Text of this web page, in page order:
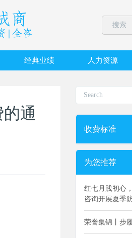
经典业绩 人力资源
通
收费标准
为您推荐
红七月践初心
咨询开展夏季
荣誉集锦丨步